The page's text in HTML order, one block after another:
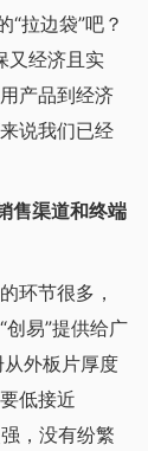
拉边袋”吧？
又经济且实
产品到经济
说我们已经
售渠道和终端
环节很多，
易”提供给广
外板片厚度
低接近
，没有纷繁